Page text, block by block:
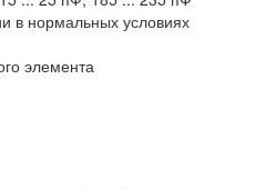
в нормальных условиях
элемента